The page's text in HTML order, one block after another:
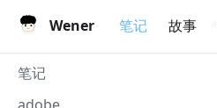
Wener 笔记 故事
笔记